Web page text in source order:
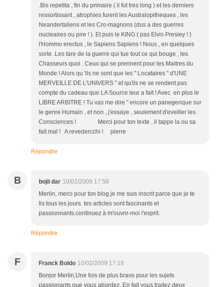
.Bis repetita , fin du primaire ( il fut tres long ) et les derniers
ressortissant , atrophies furent les Australopitheques , les
Neandertaliens et les Cro-magnons (dus a des guerres
nucleaires ou pire ! ). Et puis le KING ( pas Elvis Presley ! )
l'Hommo erectus , le Sapiens Sapiens ! Nous , en quelques
sorte .Les tare de la guerre qui tue tout ce qui bouge , les
Chasseurs quoi . Ceux qui se prennent pour les Maitres du
Monde ! Alors qu 'ils ne sont que les " Locataires " d'UNE
MERVEILLE DE L'UNIVERS " et qu'ils ne se rendent pas
compte du cadeau que LA Source leur a fait ! Avec en plus le
LIBRE ARBITRE ! Tu vas me dire " encore un panegerique sur
le genre Humain , et non , j'essaye , seulement d'eveiller les
Consciences ! Merci pour ton texte , il tappe la ou sa
fait mal ! A revedercchi ! pierre
Répondre
B bojii dar 10/02/2009 17:58
Merlin, merci pour ton blog.je me suis inscrit parce que je te
lis tous les jours. tes articles sont fascinants et
passionnants.continuez à m'ouvrir-moi l'esprit.
Répondre
F Franck Boldo 10/02/2009 17:18
Bonjor Merlin,Une fois de plus bravo pour les sujets
passionants que vous abordez. En fait vous traitez deux